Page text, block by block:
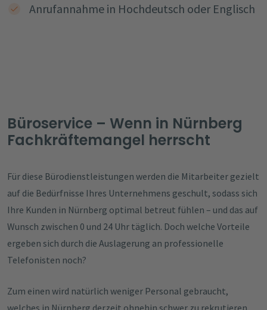
Anrufannahme in Hochdeutsch oder Englisch
Büroservice – Wenn in Nürnberg
Fachkräftemangel herrscht
Für diese Bürodienstleistungen werden die Mitarbeiter gezielt
auf die Bedürfnisse Ihres Unternehmens geschult, sodass sich
Ihre Kunden in Nürnberg optimal betreut fühlen – und das auf
Wunsch zwischen 0 und 24 Uhr täglich. Doch welche Vorteile
ergeben sich durch die Auslagerung an professionelle
Telefonisten noch?
Zum einen wird natürlich weniger Personal gebraucht,
welches in Nürnberg derzeit ohnehin schwer zu rekrutieren